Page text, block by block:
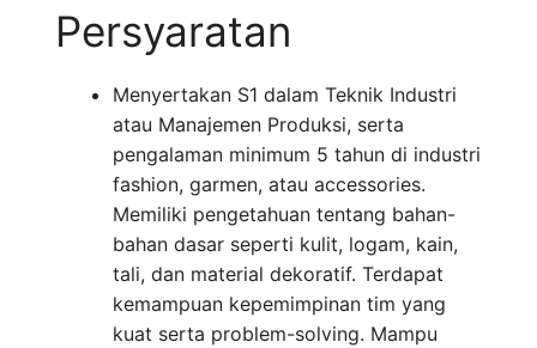
Persyaratan
Menyertakan S1 dalam Teknik Industri
atau Manajemen Produksi, serta
pengalaman minimum 5 tahun di industri
fashion, garmen, atau accessories.
Memiliki pengetahuan tentang bahan-
bahan dasar seperti kulit, logam, kain,
tali, dan material dekoratif. Terdapat
kemampuan kepemimpinan tim yang
kuat serta problem-solving. Mampu